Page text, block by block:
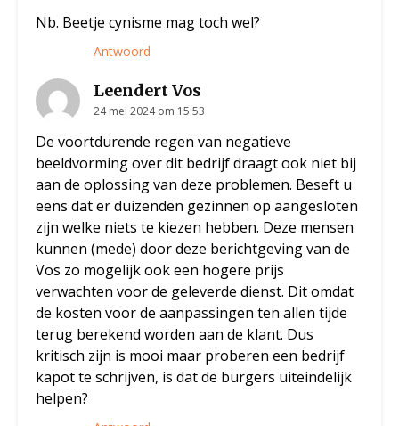
Nb. Beetje cynisme mag toch wel?
Antwoord
Leendert Vos
24 mei 2024 om 15:53
De voortdurende regen van negatieve
beeldvorming over dit bedrijf draagt ook niet bij
aan de oplossing van deze problemen. Beseft u
eens dat er duizenden gezinnen op aangesloten
zijn welke niets te kiezen hebben. Deze mensen
kunnen (mede) door deze berichtgeving van de
Vos zo mogelijk ook een hogere prijs
verwachten voor de geleverde dienst. Dit omdat
de kosten voor de aanpassingen ten allen tijde
terug berekend worden aan de klant. Dus
kritisch zijn is mooi maar proberen een bedrijf
kapot te schrijven, is dat de burgers uiteindelijk
helpen?